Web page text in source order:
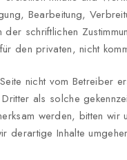
Bearbeitung,
schriftlichen
den privaten, nicht
nicht vom Betreiber
als solche
werden, bitten
derartige Inhalte